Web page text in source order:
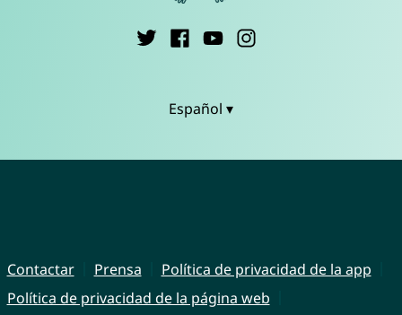
Español ▾
Contactar Prensa
Política de privacidad de la app
Política de privacidad de la página web